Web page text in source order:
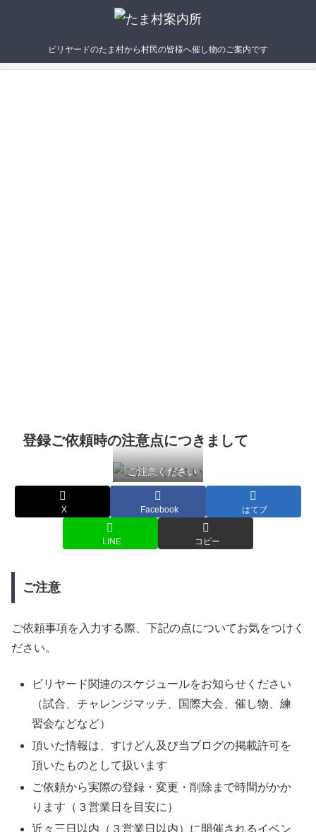
ビリヤードのたま村から村民の皆様へ催し物のご案内です
登録ご依頼時の注意点につきまして
ご注意ください
X Facebook はてブ
LINE コピー
ご注意
ご依頼事項を入力する際、下記の点についてお気をつけく
ださい。
ビリヤード関連のスケジュールをお知らせください
（試合、チャレンジマッチ、国際大会、催し物、練
習会などなど）
頂いた情報は、すけどん及び当ブログの掲載許可を
頂いたものとして扱います
ご依頼から実際の登録・変更・削除まで時間がかか
ります（３営業日を目安に）
近々三日以内（３営業日以内）に開催されるイベン